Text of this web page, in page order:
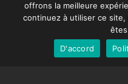
DMC-32
Capuchon de
offrons la meilleure
continuez à utiliser ce
D'accord